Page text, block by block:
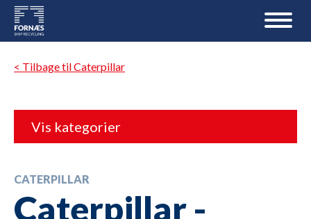
< Tilbage til Caterpillar
Vis kategorier
CATERPILLAR
Caterpillar -